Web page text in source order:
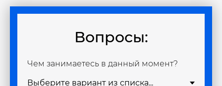
Вопросы:
Чем занимаетесь в данный момент?